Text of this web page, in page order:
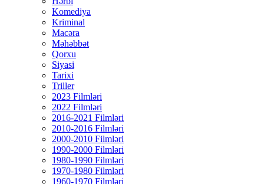
Komediya
Kriminal
Macəra
Məhəbbət
Qorxu
Siyasi
Tarixi
Triller
2023 Filmləri
2022 Filmləri
2016-2021 Filmləri
2010-2016 Filmləri
2000-2010 Filmləri
1990-2000 Filmləri
1980-1990 Filmləri
1970-1980 Filmləri
1960-1970 Filmləri